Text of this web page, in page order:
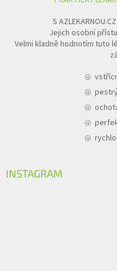
S
Jejich osobní
Velmi kladně hodnotím tuto
INSTAGRAM